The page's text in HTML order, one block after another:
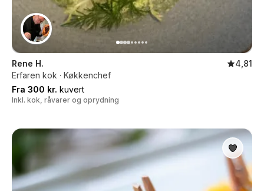
Rene H.
4,81
Erfaren kok · Køkkenchef
Fra 300 kr. kuvert
Inkl. kok, råvarer og oprydning